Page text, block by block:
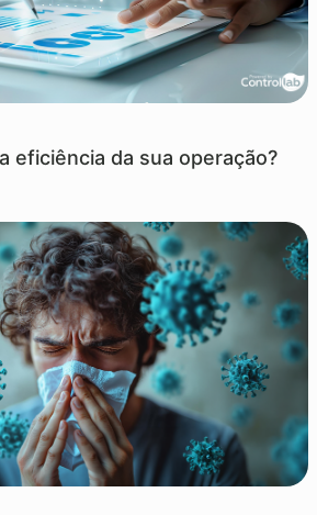
eficiência da sua operação?